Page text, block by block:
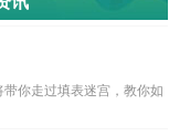
你走过填表迷宫，教你如